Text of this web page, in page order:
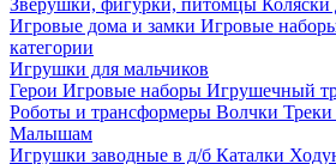
Зверушки, фигурки, питомцы Коляски
Игровые дома и замки Игровые
категории
Игрушки для мальчиков
Герои Игровые наборы Игрушечный
Роботы и трансформеры Волчки Треки
Малышам
Игрушки заводные в д/б Каталки